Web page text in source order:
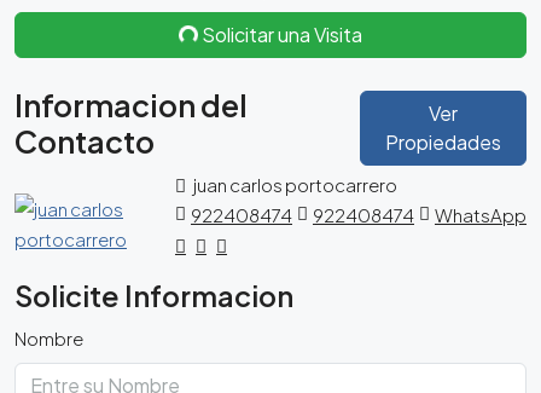
Solicitar una Visita
Informacion del
Contacto
Ver
Propiedades
juan carlos portocarrero
922408474
922408474 WhatsApp
Solicite Informacion
Nombre